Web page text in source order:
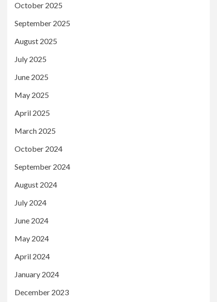
October 2025
September 2025
August 2025
July 2025
June 2025
May 2025
April 2025
March 2025
October 2024
September 2024
August 2024
July 2024
June 2024
May 2024
April 2024
January 2024
December 2023